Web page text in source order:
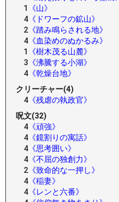
1
《山》
4 《ドワーフの鉱山》
2 《踏み鳴らされる地》
4 《血染めのぬかるみ》
1
《樹木茂る山麓》
3 《沸騰する小湖》
4 《乾燥台地》
クリーチャー(4)
4 《残虐の執政官》
呪文(32)
4 《頑強》
4 《鏡割りの寓話》
4 《思考囲い》
4 《不屈の独創力》
2 《致命的な一押し》
4 《稲妻》
4 《レンと六番》